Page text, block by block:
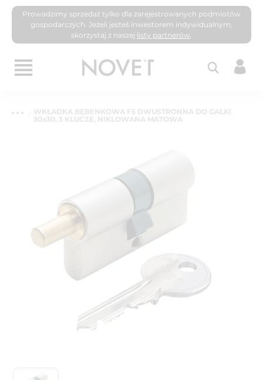
Prowadzimy sprzedaż tylko dla zarejestrowanych podmiotów
gospodarczych. Jeżeli jesteś inwestorem indywidualnym,
skorzystaj z naszej listy partnerów.
WKŁADKA BĘBENKOWA F5 DWUSTRONNA DO GAŁKI
30x30, 3 KLUCZE, NIKLOWANA MATOWA